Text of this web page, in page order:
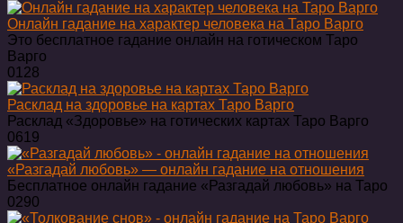
Онлайн гадание на характер человека на Таро Варго
Это бесплатное гадание онлайн на готическом Таро
Варго
0128
Расклад на здоровье на картах Таро Варго
Расклад «Здоровье» на готических картах Таро Варго
0619
«Разгадай любовь» — онлайн гадание на отношения
Бесплатное онлайн гадание «Разгадай любовь» на Таро
0290